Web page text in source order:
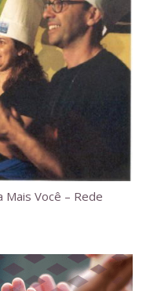
Mais Você – Rede